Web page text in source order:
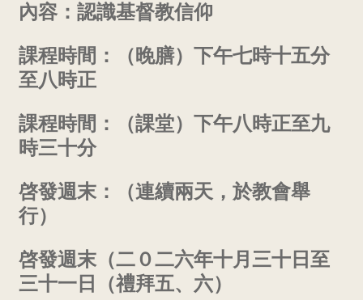
九
龍
堂
內容：認識基督教信仰
課程時間：（晚膳）下午七時十五分
至八時正
課程時間：（課堂）下午八時正至九
時三十分
啓發週末：（連續兩天，於教會舉
行）
啓發週末（二０二六年十月三十日至
三十一日（禮拜五、六）